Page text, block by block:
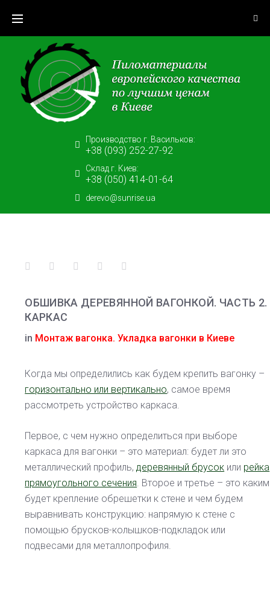
content
Производство г. Васильков:
+38 (093) 252-27-92
Склад г. Киев:
+38 (050) 414-01-64
derevo@sunrise.ua
Facebook
Twitter Google+LinkedIn
ОБШИВКА ДЕРЕВЯННОЙ ВАГОНКОЙ. ЧАСТЬ 2.
КАРКАС
in Монтаж вагонка. Укладка вагонки в Киеве
Когда мы определились как будем крепить вагонку –
горизонтально или вертикально, самое время
рассмотреть устройство каркаса.
Первое, с чем нужно определиться при выборе
каркаса для вагонки – это материал: будет ли это
металлический профиль,деревянный брусок или рейка
прямоугольного сечения. Второе и третье – это каким
будет крепление обрешетки к стене и чем будем
выравнивать конструкцию: напрямую к стене с
помощью брусков-колышков-подкладок или
подвесами для металлопрофиля.